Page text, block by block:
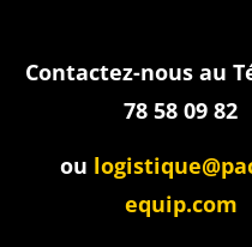
Contactez-nous au
78 58 09 82
ou
equip.com